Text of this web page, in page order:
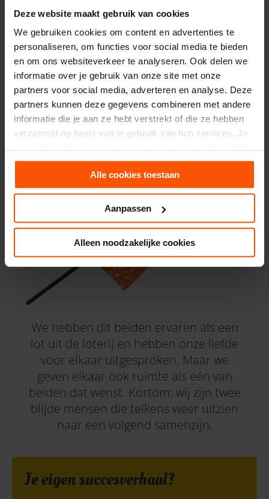
Deze website maakt gebruik van cookies
We gebruiken cookies om content en advertenties te
personaliseren, om functies voor social media te bieden
en om ons websiteverkeer te analyseren. Ook delen we
informatie over je gebruik van onze site met onze
partners voor social media, adverteren en analyse. Deze
partners kunnen deze gegevens combineren met andere
informatie die je aan ze hebt verstrekt of die ze hebben
verzameld op basis van je gebruik van hun services. Je
gebruiken.
Alle cookies toestaan
Aanpassen
Alleen noodzakelijke cookies
eerlijke en respectvolle omgang met
elkaar. Maar we zijn zelf niet
geïnteresseerd – ook nooit geweest – in
single activiteiten.
We raden PartnerSelect zeker aan. Er is een
eerlijke en respectvolle omgang met elkaar.
We hebben dit beiden ervaren als een
lot uit de loterij en hebben onze liefde
voor elkaar uitgesproken. Maar we
geven elkaar ook ruimte als één van
beiden dat wenst. Kortom: wij zijn twee
blijde mensen die telkens weer uitzien
naar een volgend samenzijn.
Je eigen succesverhaal?